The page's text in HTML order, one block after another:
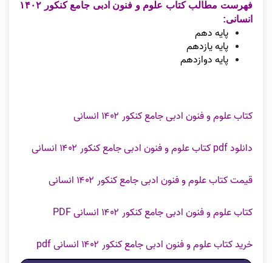
فهرست مطالب کتاب علوم و فنون ادبی جامع کنکور ۱۴۰۲
انسانی:
پایه دهم
پایه یازدهم
پایه دوازدهم
کتاب علوم و فنون ادبی جامع کنکور ۱۴۰۲ انسانی
دانلود pdf کتاب علوم و فنون ادبی جامع کنکور ۱۴۰۲ انسانی
قیمت کتاب علوم و فنون ادبی جامع کنکور ۱۴۰۲ انسانی
کتاب علوم و فنون ادبی جامع کنکور ۱۴۰۲ انسانی PDF
خرید کتاب علوم و فنون ادبی جامع کنکور ۱۴۰۲ انسانی pdf